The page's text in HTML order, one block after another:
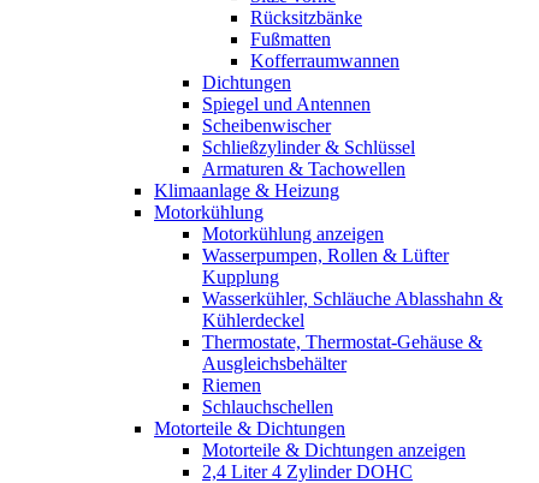
Rücksitzbänke
Fußmatten
Kofferraumwannen
Dichtungen
Spiegel und Antennen
Scheibenwischer
Schließzylinder & Schlüssel
Armaturen & Tachowellen
Klimaanlage & Heizung
Motorkühlung
Motorkühlung anzeigen
Wasserpumpen, Rollen & Lüfter
Kupplung
Wasserkühler, Schläuche Ablasshahn &
Kühlerdeckel
Thermostate, Thermostat-Gehäuse &
Ausgleichsbehälter
Riemen
Schlauchschellen
Motorteile & Dichtungen
Motorteile & Dichtungen anzeigen
2,4 Liter 4 Zylinder DOHC